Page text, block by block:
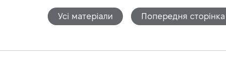
Усі матеріали Попередня сторінка